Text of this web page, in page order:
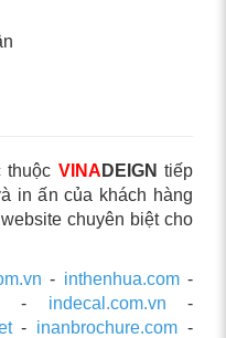
VINA DEIGN tiếp
in ấn của khách hàng
chuyên biệt cho
- inthenhua.com-
- indecal.com.vn -
- inanbrochure.com -